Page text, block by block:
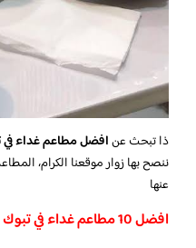
ذا تبحث عنافضل مطاعم غداء في
ننصح بها زوار موقعنا الكرام،
عنها
افضل 10 مطاعم غداء في تبوك